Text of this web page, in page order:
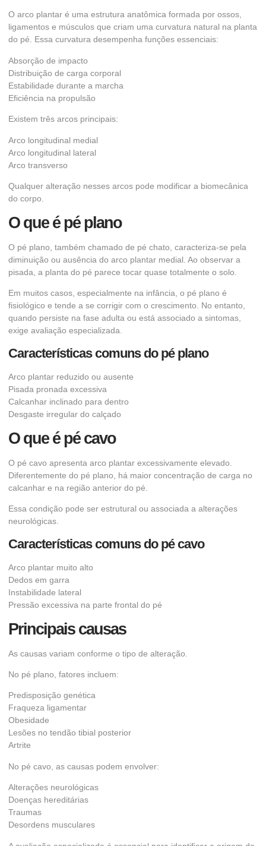
O arco plantar é uma estrutura anatômica formada por ossos,
ligamentos e músculos que criam uma curvatura natural na planta
do pé. Essa curvatura desempenha funções essenciais:
Absorção de impacto
Distribuição de carga corporal
Estabilidade durante a marcha
Eficiência na propulsão
Existem três arcos principais:
Arco longitudinal medial
Arco longitudinal lateral
Arco transverso
Qualquer alteração nesses arcos pode modificar a biomecânica
do corpo.
O que é pé plano
O pé plano, também chamado de pé chato, caracteriza-se pela
diminuição ou ausência do arco plantar medial. Ao observar a
pisada, a planta do pé parece tocar quase totalmente o solo.
Em muitos casos, especialmente na infância, o pé plano é
fisiológico e tende a se corrigir com o crescimento. No entanto,
quando persiste na fase adulta ou está associado a sintomas,
exige avaliação especializada.
Características comuns do pé plano
Arco plantar reduzido ou ausente
Pisada pronada excessiva
Calcanhar inclinado para dentro
Desgaste irregular do calçado
O que é pé cavo
O pé cavo apresenta arco plantar excessivamente elevado.
Diferentemente do pé plano, há maior concentração de carga no
calcanhar e na região anterior do pé.
Essa condição pode ser estrutural ou associada a alterações
neurológicas.
Características comuns do pé cavo
Arco plantar muito alto
Dedos em garra
Instabilidade lateral
Pressão excessiva na parte frontal do pé
Principais causas
As causas variam conforme o tipo de alteração.
No pé plano, fatores incluem:
Predisposição genética
Fraqueza ligamentar
Obesidade
Lesões no tendão tibial posterior
Artrite
No pé cavo, as causas podem envolver:
Alterações neurológicas
Doenças hereditárias
Traumas
Desordens musculares